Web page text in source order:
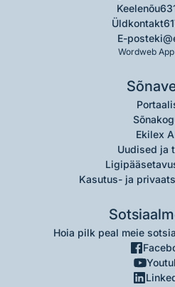
Keelenõu
Üldkontakt
E-post
Wordweb
Ekilex
Uudised ja
Kasutus- ja
Hoia pilk peal meie